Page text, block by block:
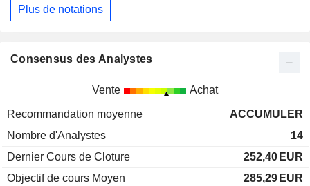
Plus de notations
Consensus des Analystes
Vente Achat
Recommandation moyenne
ACCUMULER
Nombre d'Analystes
14
Dernier Cours de Cloture
252,40 EUR
Objectif de cours Moyen
285,29 EUR